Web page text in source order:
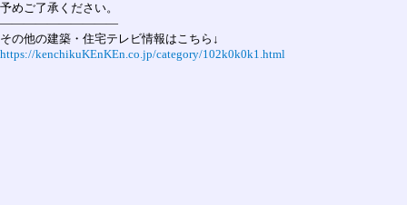
予めご了承ください。
――――――――――
https://kenchikuKEnKEn.co.jp/category/102k0k0k1.html